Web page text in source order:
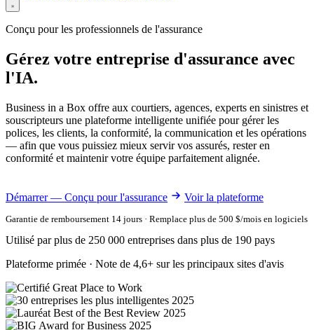
Conçu pour les professionnels de l'assurance
Gérez votre entreprise d'assurance avec
l'IA.
Business in a Box offre aux courtiers, agences, experts en sinistres et
souscripteurs une plateforme intelligente unifiée pour gérer les
polices, les clients, la conformité, la communication et les opérations
— afin que vous puissiez mieux servir vos assurés, rester en
conformité et maintenir votre équipe parfaitement alignée.
Démarrer — Conçu pour l'assurance Voir la plateforme
Garantie de remboursement 14 jours · Remplace plus de 500 $/mois en logiciels
Utilisé par plus de 250 000 entreprises dans plus de 190 pays
Plateforme primée · Note de 4,6+ sur les principaux sites d'avis